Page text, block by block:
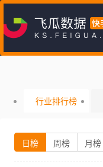
行业排行榜
日榜 周榜 月榜